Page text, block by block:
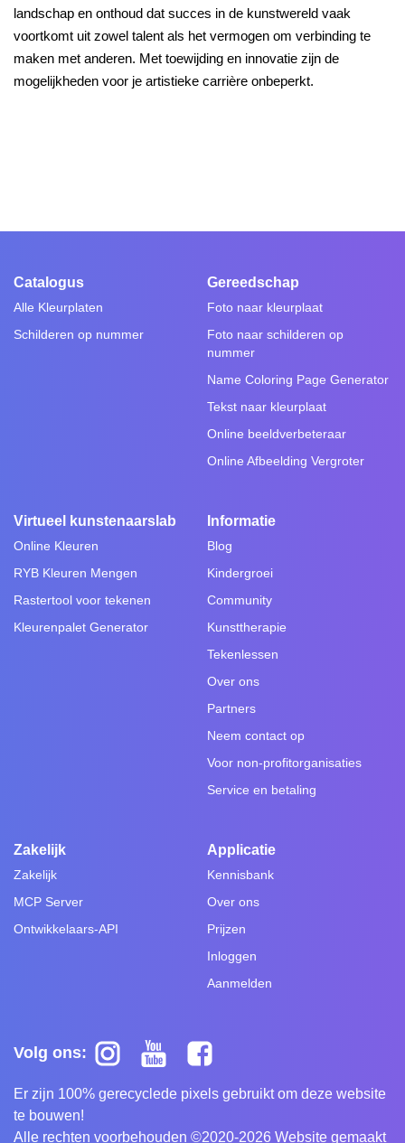
landschap en onthoud dat succes in de kunstwereld vaak
voortkomt uit zowel talent als het vermogen om verbinding te
maken met anderen. Met toewijding en innovatie zijn de
mogelijkheden voor je artistieke carrière onbeperkt.
Catalogus
Alle Kleurplaten
Schilderen op nummer
Gereedschap
Foto naar kleurplaat
Foto naar schilderen op
nummer
Name Coloring Page Generator
Tekst naar kleurplaat
Online beeldverbeteraar
Online Afbeelding Vergroter
Virtueel kunstenaarslab
Online Kleuren
RYB Kleuren Mengen
Rastertool voor tekenen
Kleurenpalet Generator
Informatie
Blog
Kindergroei
Community
Kunsttherapie
Tekenlessen
Over ons
Partners
Neem contact op
Voor non-profitorganisaties
Service en betaling
Zakelijk
Zakelijk
MCP Server
Ontwikkelaars-API
Applicatie
Kennisbank
Over ons
Prijzen
Inloggen
Aanmelden
Volg ons:
Er zijn 100% gerecyclede pixels gebruikt om deze website
te bouwen!
Alle rechten voorbehouden ©2020-2026 Website gemaakt